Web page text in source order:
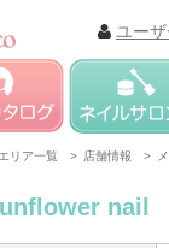
ユー
リア一覧 > 店舗情報 >
nail